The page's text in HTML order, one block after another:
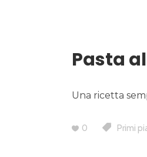
Pasta
Una ricetta
0 Primi